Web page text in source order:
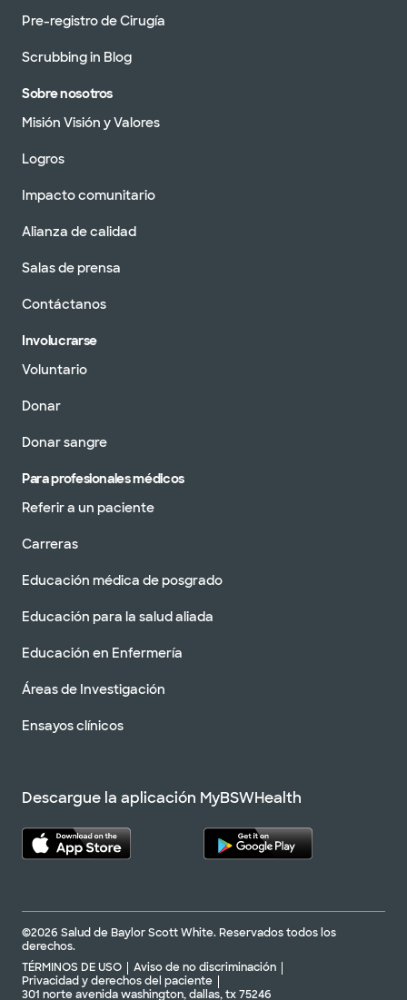
Pre-registro de Cirugía
Scrubbing in Blog
Sobre nosotros
Misión Visión y Valores
Logros
Impacto comunitario
Alianza de calidad
Salas de prensa
Contáctanos
Involucrarse
Voluntario
Donar
Donar sangre
Para profesionales médicos
Referir a un paciente
Carreras
Educación médica de posgrado
Educación para la salud aliada
Educación en Enfermería
Áreas de Investigación
Ensayos clínicos
Descargue la aplicación MyBSWHealth
©2026 Salud de Baylor Scott White. Reservados todos los
derechos.
TÉRMINOS DE USO
Aviso de no discriminación
Privacidad y derechos del paciente
301 norte avenida washington, dallas, tx 75246